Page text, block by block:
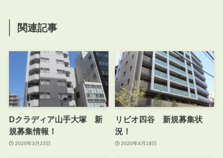
関連記事
Dクラディア山手大塚 新
規募集情報！
2020年3月23日
リビオ四谷 新規募集状
況！
2020年4月18日